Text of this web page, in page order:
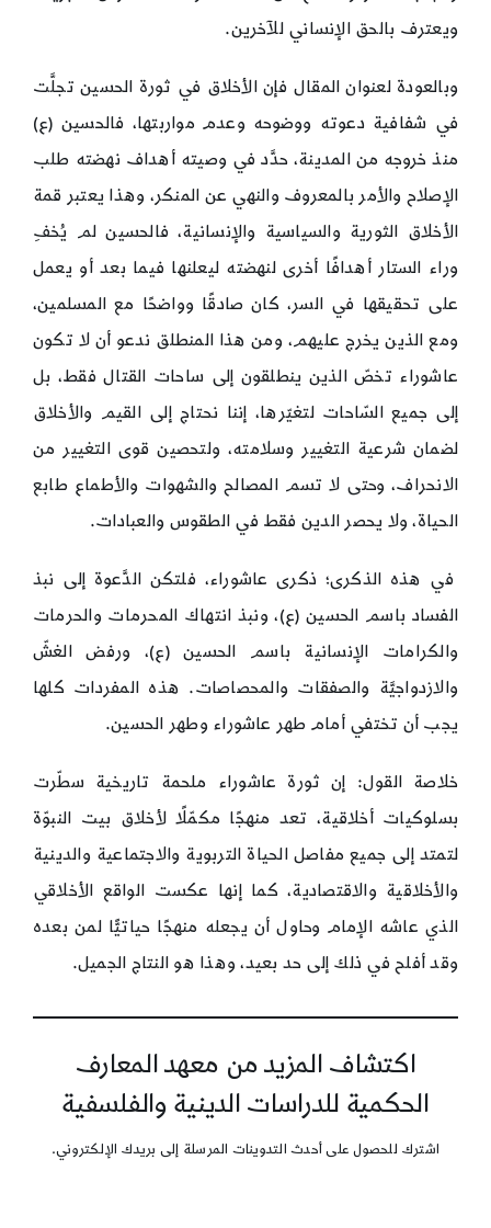
ويعترف بالحق الإنساني للآخرين.
وبالعودة لعنوان المقال فإن الأخلاق في ثورة الحسين تجلَّت
في شفافية دعوته ووضوحه وعدم مواربتها، فالحسين (ع)
منذ خروجه من المدينة، حدَّد في وصيته أهداف نهضته طلب
الإصلاح والأمر بالمعروف والنهي عن المنكر، وهذا يعتبر قمة
الأخلاق الثورية والسياسية والإنسانية، فالحسين لم يُخفِ
وراء الستار أهدافًا أخرى لنهضته ليعلنها فيما بعد أو يعمل
على تحقيقها في السر، كان صادقًا وواضحًا مع المسلمين،
ومع الذين يخرج عليهم، ومن هذا المنطلق ندعو أن لا تكون
عاشوراء تخصّ الذين ينطلقون إلى ساحات القتال فقط، بل
إلى جميع السّاحات لتغيّرها، إننا نحتاج إلى القيم والأخلاق
لضمان شرعية التغيير وسلامته، ولتحصين قوى التغيير من
الانحراف، وحتى لا تسم المصالح والشهوات والأطماع طابع
الحياة، ولا يحصر الدين فقط في الطقوس والعبادات.
في هذه الذكرى؛ ذكرى عاشوراء، فلتكن الدَّعوة إلى نبذ
الفساد باسم الحسين (ع)، ونبذ انتهاك المحرمات والحرمات
والكرامات الإنسانية باسم الحسين (ع)، ورفض الغشّ
والازدواجيَّة والصفقات والمحصاصات. هذه المفردات كلها
يجب أن تختفي أمام طهر عاشوراء وطهر الحسين.
خلاصة القول: إن ثورة عاشوراء ملحمة تاريخية سطّرت
بسلوكيات أخلاقية، تعد منهجًا مكمّلًا لأخلاق بيت النبوّة
لتمتد إلى جميع مفاصل الحياة التربوية والاجتماعية والدينية
والأخلاقية والاقتصادية، كما إنها عكست الواقع الأخلاقي
الذي عاشه الإمام وحاول أن يجعله منهجًا حياتيًّا لمن بعده
وقد أفلح في ذلك إلى حد بعيد، وهذا هو النتاج الجميل.
اكتشاف المزيد من معهد المعارف
الحكمية للدراسات الدينية والفلسفية
اشترك للحصول على أحدث التدوينات المرسلة إلى بريدك الإلكتروني.